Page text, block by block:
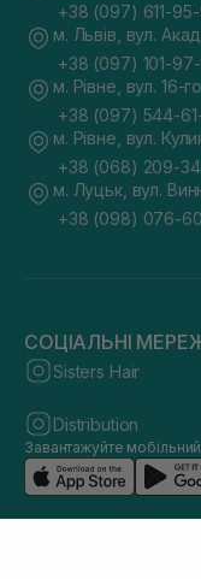
+38 (097) 611-
м. Львів, вул.
+38 (097) 101-97-
м. Рівне, вул. 16-
+38 (097) 544-
м. Рівне, вул.
+38 (068) 209-
м. Луцьк, вул.
+38 (098) 076-
СОЦІАЛЬНІ
Sisters Hair
Distribution
Завантажуйте